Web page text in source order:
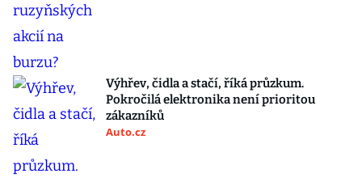
Výhřev, čidla a stačí, říká průzkum.
Pokročilá elektronika není prioritou
zákazníků
Auto.cz